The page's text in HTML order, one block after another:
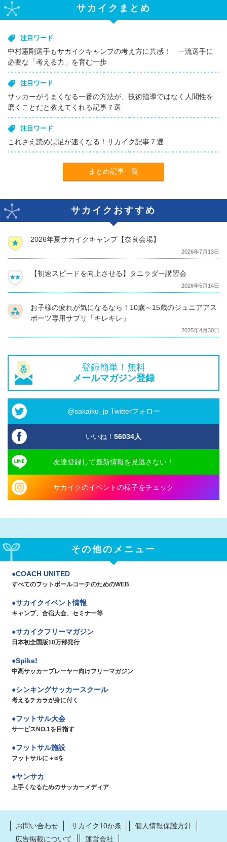
サカイクまとめ
注目ワード
中村憲剛選手もサカイクキャンプの考え方に共感！ 一流選手に
必要な「考える力」を育む一歩
注目ワード
サッカーがうまくなる一番の方法が、技術指導ではなく人間性を
磨くことだと教えてくれる記事７選
注目ワード
これさえ読めば足が速くなる！サカイク記事７選
まとめ記事一覧
サカイクおすすめ
2026年夏サカイクキャンプ【奈良会場】
2026年7月13日
【初速スピードを向上させる】タニラダー講習会
2026年5月14日
お子様の疲れが気になるなら！10歳～15歳のジュニアアス
ポーツ専用サプリ「キレキレ」
2025年4月30日
登録簡単！無料
メールマガジン登録
@sakaiku_jp Twitterフォロー
いいね！ 56034人
友達登録して最新情報を見逃さない！
サカイクのイベントの様子をチェック
その他のメニュー
COACH UNITED
すべてのフットボールコーチのためのWEB
サカイクイベント情報
キャンプ、合宿大会、セミナー等
サカイクフリーマガジン
日本初全国版10万部発行
Spike!
中高サッカープレーヤー向けフリーマガジン
シンキングサッカースクール
考えるチカラが身に付く
フットサル大会
サービスNO.1を目指す
フットサル施設
フットサルに＋αを
ヤンサカ
上手くなるためのサッカーメディア
お問い合わせ サカイク10か条
個人情報保護方針
広告掲載について
運営会社